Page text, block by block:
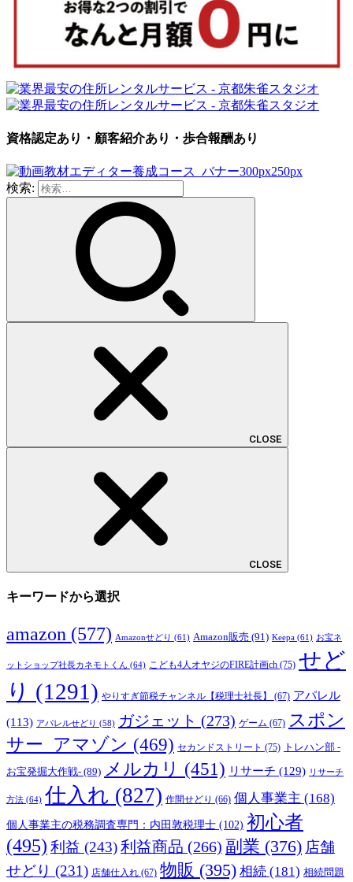
資格認定あり・顧客紹介あり・歩合報酬あり
検索:
CLOSE
CLOSE
キーワードから選択
amazon (577) Amazonせどり (61) Amazon販売 (91) Keepa (61) お宝ネ
ットショップ社長カネモトくん (64) こども4人オヤジのFIRE計画ch (75) せど
り (1291) やりすぎ節税チャンネル【税理士社長】 (67) アパレル
(113) アパレルせどり (58) ガジェット (273) ゲーム (67) スポン
サー_アマゾン (469) セカンドストリート (75) トレハン部 -
お宝発掘大作戦- (89) メルカリ (451) リサーチ (129) リサーチ
方法 (64) 仕入れ (827) 作間せどり (66) 個人事業主 (168)
個人事業主の税務調査専門：内田敦税理士 (102) 初心者
(495) 利益 (243)利益商品 (266) 副業 (376) 店舗
せどり (231) 店舗仕入れ (67) 物販 (395) 相続 (181) 相続問題